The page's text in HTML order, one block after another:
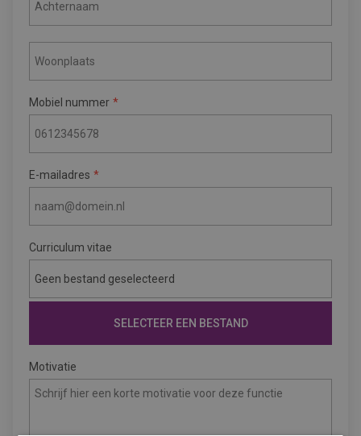
Mobiel nummer
E-mailadres
Curriculum vitae
Geen bestand geselecteerd
SELECTEER EEN BESTAND
Motivatie